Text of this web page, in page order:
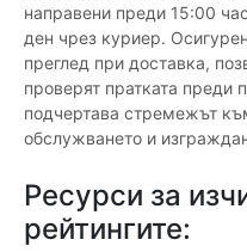
направени преди 15:00
ден чрез куриер.
преглед при доставка,
проверят пратката преди
подчертава стремежът
обслужването и
Ресурси за
рейтингите: